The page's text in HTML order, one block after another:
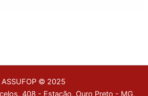
ASSUFOP © 2025
408 - Estação, Ouro Preto - MG,